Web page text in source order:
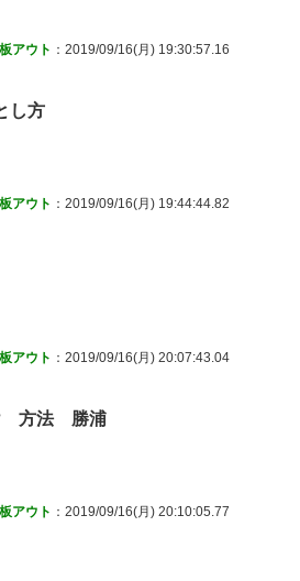
アウト ：2019/09/16(月) 19:30:57.16
し方
アウト ：2019/09/16(月) 19:44:44.82
アウト ：2019/09/16(月) 20:07:43.04
方法 勝浦
アウト ：2019/09/16(月) 20:10:05.77